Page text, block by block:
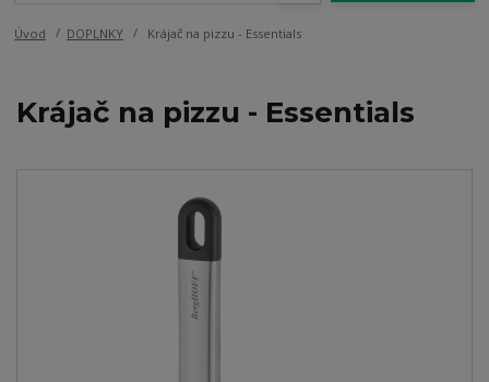
Úvod DOPLNKY Krájač na pizzu - Essentials
Krájač na pizzu - Essentials